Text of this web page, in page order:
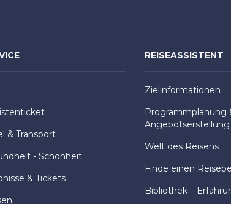
& Transport
- Schönheit
& Tickets
REISEASSISTENT
Zielinformationen
Programmplanung
Angebotserstellung
Welt des Reisens
Finde einen
Bibliothek –